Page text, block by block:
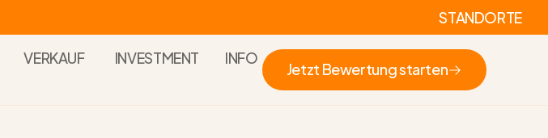
STANDORTE
VERKAUF INVESTMENT INFO
Jetzt Bewertung starten